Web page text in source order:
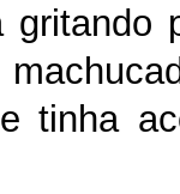
gritando
tinha